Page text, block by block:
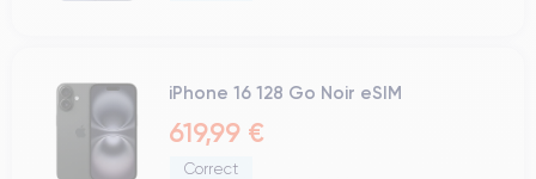
iPhone 16 128 Go Noir eSIM
619,99 €
Correct